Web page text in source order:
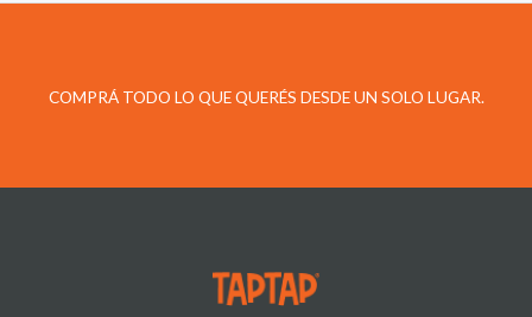
COMPRÁ TODO LO QUE QUERÉS DESDE UN SOLO LUGAR.